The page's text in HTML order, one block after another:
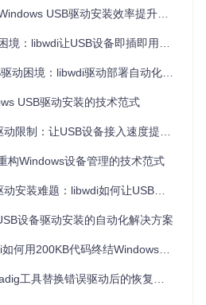
区别。
大技术密码
）
驱动世界的"数字钥匙工厂"，其核心
"卫生许可证"办理：系统自动生成
关键存储区（如同卫生部门和市
数据显示，这一流程将证书部署时
驱动界的"自动填表机"，它能根据
设备硬件ID（如同护照信息），系
USB驱动安装效率提升300%
libwdi让USB设备即插即用的终极方案
困境：libwdi驱动部署自动化解决方案
USB驱动安装的技术范式
制：让USB设备接入速度提升300%
构Windows设备管理的技术范式
难题：libwdi如何让USB设备即插即用
设备驱动安装的自动化解决方案
代码终结Windows驱动安装15年困境
工具替换错误驱动后的恢复方法